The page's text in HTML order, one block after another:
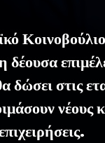
στις
νέους